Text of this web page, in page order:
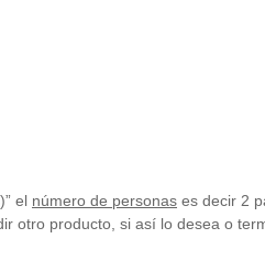
el número de personas es decir 2
otro producto, si así lo desea o